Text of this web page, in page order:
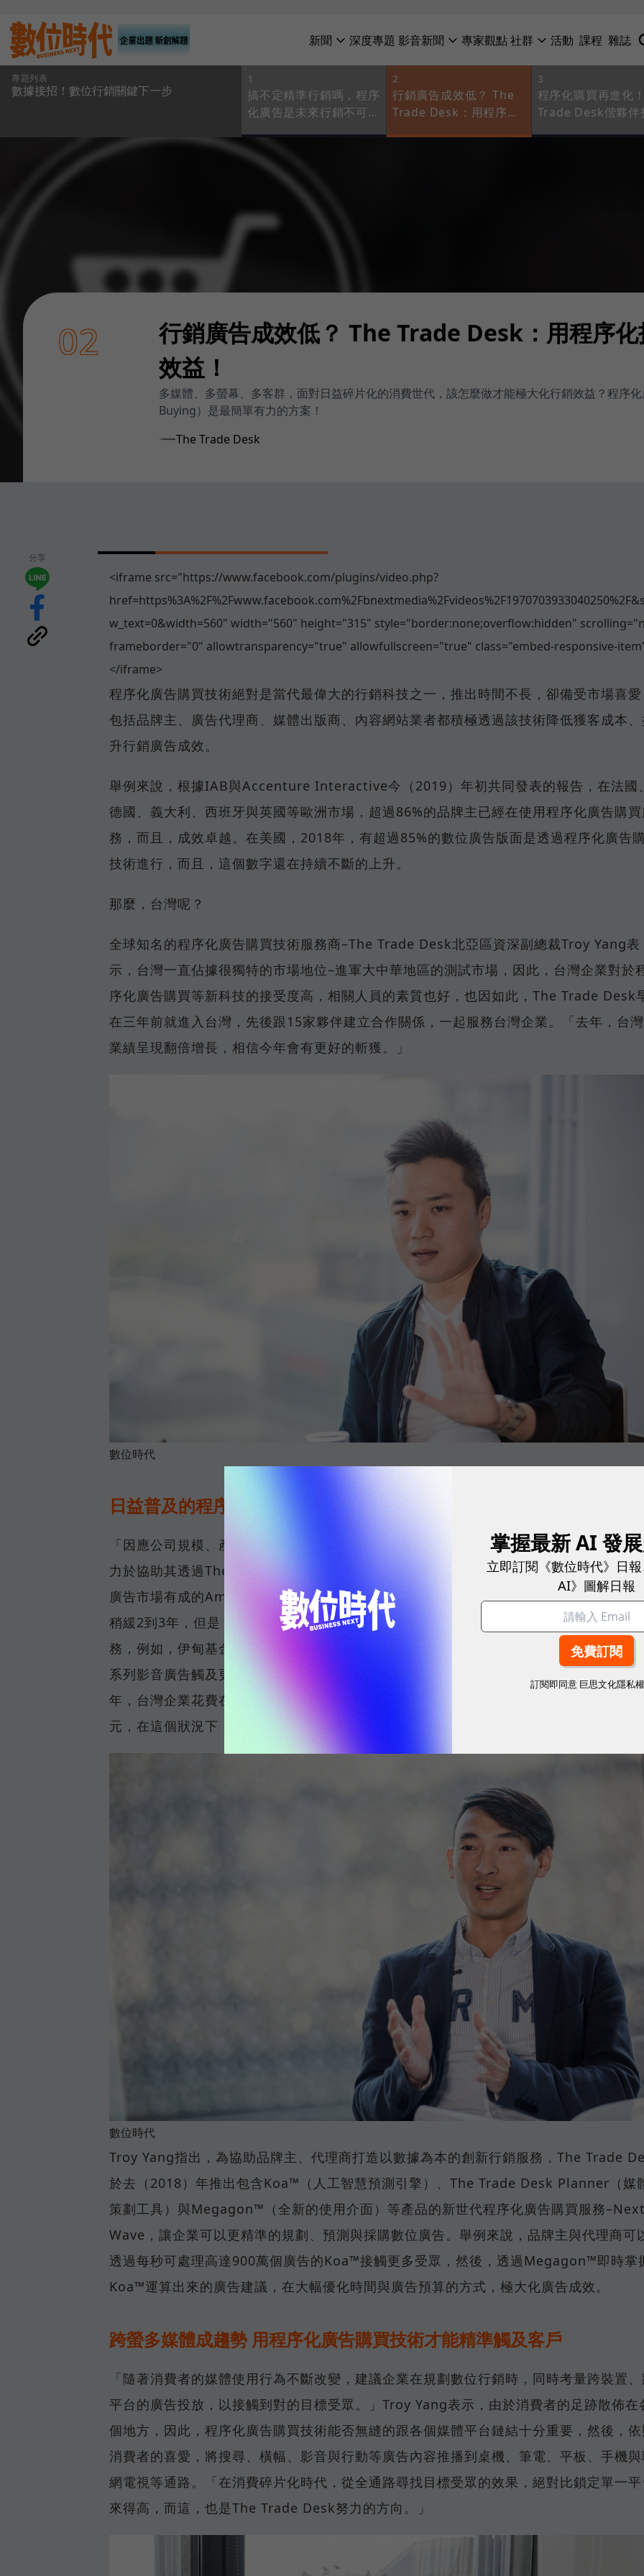
新聞 深度專題 影音新聞 專家觀點社群 活動 課程 雜誌
專題列表
數據接招！數位行銷關鍵下一步
1
搞不定精準行銷嗎，程序
化廣告是未來行銷不可或
2
行銷廣告成效低？ The
Trade Desk：用程序化
3
程序化購買再進化
Trade Desk偕夥伴
02
行銷廣告成效低？ The Trade Desk：用程序
效益！
多媒體、多螢幕、多客群，面對日益碎片化的消費世代，該怎麼做才能極大化行銷效益？程序
Buying）是最簡單有力的方案！
The Trade Desk
分享
<iframe src="https://www.facebook.com/plugins/video.php?
w_text=0&width=560" width="560" height="315" style="border:none;overflow:hidden"
frameborder="0" allowtransparency="true" allowfullscreen="true" class="embed-responsive-
</iframe>
程序化廣告購買技術絕對是當代最偉大的行銷科技之一，推出時間不長，卻備受市場喜愛
包括品牌主、廣告代理商、媒體出版商、內容網站業者都積極透過該技術降低獲客成本、
升行銷廣告成效。
舉例來說，根據IAB與Accenture Interactive今（2019）年初共同發表的報告，在法國、
德國、義大利、西班牙與英國等歐洲市場，超過86%的品牌主已經在使用程序化廣告購買
務，而且，成效卓越。在美國，2018年，有超過85%的數位廣告版面是透過程序化廣告
技術進行，而且，這個數字還在持續不斷的上升。
那麼，台灣呢？
全球知名的程序化廣告購買技術服務商–The Trade Desk北亞區資深副總裁Troy Yang表
示，台灣一直佔據很獨特的市場地位–進軍大中華地區的測試市場，因此，台灣企業對於
序化廣告購買等新科技的接受度高，相關人員的素質也好，也因如此，The Trade Desk
在三年前就進入台灣，先後跟15家夥伴建立合作關係，一起服務台灣企業。「去年，台
業績呈現翻倍增長，相信今年會有更好的斬獲。」
數位時代
日益普及的程序化廣告購買技術
「因應公司規模、產業特性等不同，企業對於程序化廣告購買技術的需求多不相同，我
力於協助其透過The Trade Desk的產品服務優化品牌力與行銷廣告效益。」深耕台灣行
廣告市場有成的Amnet總經理王冠翔表示，台灣企業對程序化廣告購買技術的採用率較
稍緩2到3年，但是，只要對數據資料的掌握度高，即可創造出許多讓人印象深刻的行銷服
務，例如，伊甸基金會透過程序化廣告購買技術接觸到更多的民眾，以及紐西蘭航空透過
系列影音廣告觸及更多喜愛釣魚、健行、冒險等不同旅遊型態的民眾。「根據統計，2018
年，台灣企業花費在數位廣告的預算已經正式超過實體廣告，而且，投入的數位媒體型態
元，在這個狀況下，數據分析能力，至關緊要。」
數位時代
Troy Yang指出，為協助品牌主、代理商打造以數據為本的創新行銷服務，The Trade
於去（2018）年推出包含Koa™（人工智慧預測引擎）、The Trade Desk Planner（媒
策劃工具）與Megagon™（全新的使用介面）等產品的新世代程序化廣告購買服務–Next
Wave，讓企業可以更精準的規劃、預測與採購數位廣告。舉例來說，品牌主與代理商可
透過每秒可處理高達900萬個廣告的Koa™接觸更多受眾，然後，透過Megagon™即時掌
Koa™運算出來的廣告建議，在大幅優化時間與廣告預算的方式，極大化廣告成效。
跨螢多媒體成趨勢 用程序化廣告購買技術才能精準觸及客戶
「隨著消費者的媒體使用行為不斷改變，建議企業在規劃數位行銷時，同時考量跨裝置、
平台的廣告投放，以接觸到對的目標受眾。」Troy Yang表示，由於消費者的足跡散佈在
個地方，因此，程序化廣告購買技術能否無縫的跟各個媒體平台鏈結十分重要，然後，依
消費者的喜愛，將搜尋、橫幅、影音與行動等廣告內容推播到桌機、筆電、平板、手機
網電視等通路。「在消費碎片化時代，從全通路尋找目標受眾的效果，絕對比鎖定單一平
來得高，而這，也是The Trade Desk努力的方向。」
掌握最新 AI 發展
立即訂閱《數位時代》日
AI》圖解日報
訂閱即同意 巨思文化隱私